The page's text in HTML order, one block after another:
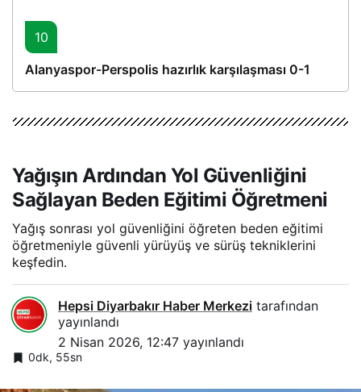
10
Alanyaspor-Perspolis hazırlık karşılaşması 0-1
Yağışın Ardından Yol Güvenliğini
Sağlayan Beden Eğitimi Öğretmeni
Yağış sonrası yol güvenliğini öğreten beden eğitimi
öğretmeniyle güvenli yürüyüş ve sürüş tekniklerini
keşfedin.
Hepsi Diyarbakır Haber Merkezi tarafından
yayınlandı
2 Nisan 2026, 12:47 yayınlandı
0dk, 55sn